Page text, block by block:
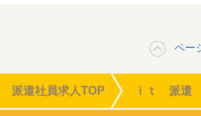
ペー
派遣社員求人TOP ｉｔ 派遣